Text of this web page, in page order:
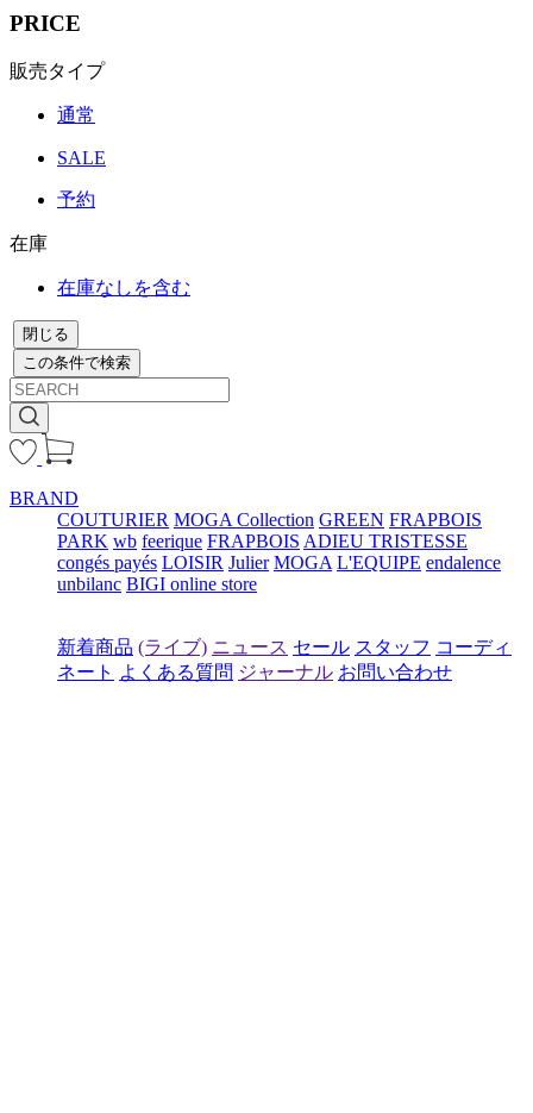
PRICE
販売タイプ
通常
SALE
予約
在庫
在庫なしを含む
閉じる
この条件で検索
BRAND
COUTURIER MOGA Collection GREEN FRAPBOIS
PARK wb feerique FRAPBOIS ADIEU TRISTESSE
congés payés LOISIR Julier MOGA L'EQUIPE endalence
unbilanc BIGI online store
新着商品 (ライブ) ニュース セール スタッフ コーディ
ネート よくある質問 ジャーナル お問い合わせ